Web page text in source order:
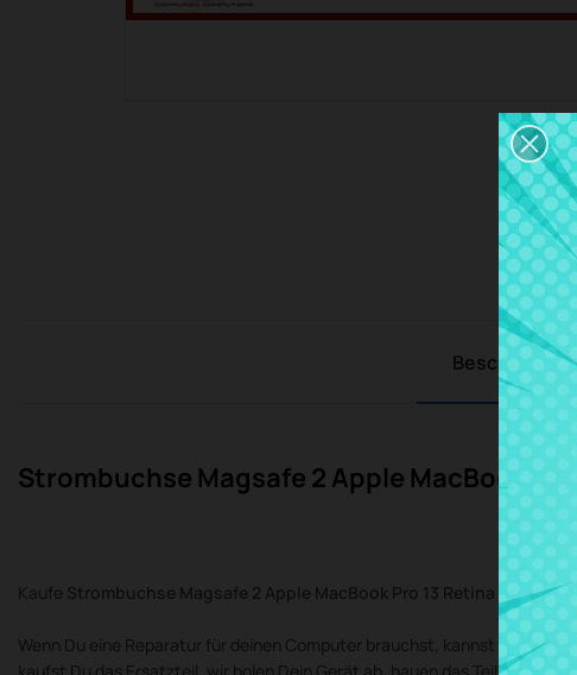
Strombuchse Magsafe 2 Apple MacBook Pro
Kaufe Strombuchse Magsafe 2 Apple MacBook Pro 13 Retina 2013 2014
Wenn Du eine Reparatur für deinen Computer brauchst, kannst Du dies